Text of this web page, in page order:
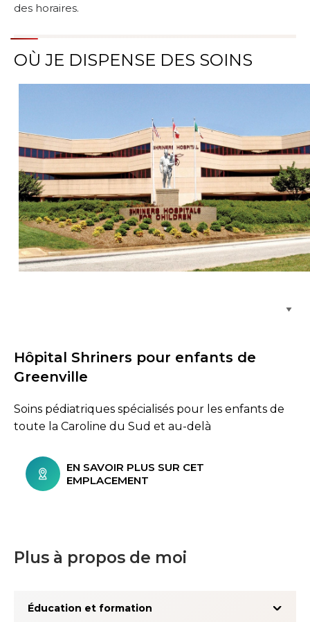
des horaires.
OÙ JE DISPENSE DES SOINS
Hôpital Shriners pour enfants de
Greenville
Soins pédiatriques spécialisés pour les enfants de
toute la Caroline du Sud et au-delà
EN SAVOIR PLUS SUR CET
EMPLACEMENT
Plus à propos de moi
Éducation et formation